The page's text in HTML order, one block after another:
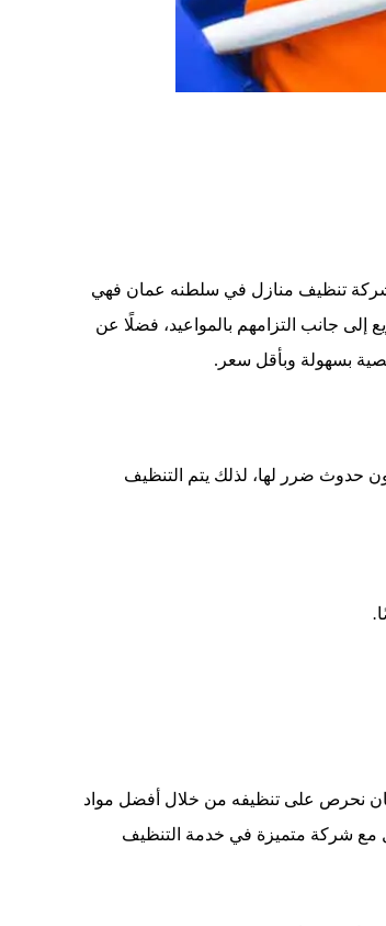
شركة تنظيف منازل في سلطنه عمان فهي
جانب التزامهم بالمواعيد، فضلًا عن
بسهولة وبأقل سعر .
حدوث ضرر لها، لذلك يتم التنظيف
.
نحرص على تنظيفه من خلال أفضل مواد
مع شركة متميزة في خدمة التنظيف